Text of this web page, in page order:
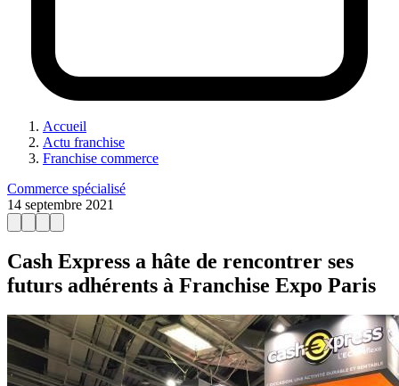
Accueil
Actu franchise
Franchise commerce
Commerce spécialisé
14 septembre 2021
Cash Express a hâte de rencontrer ses
futurs adhérents à Franchise Expo Paris